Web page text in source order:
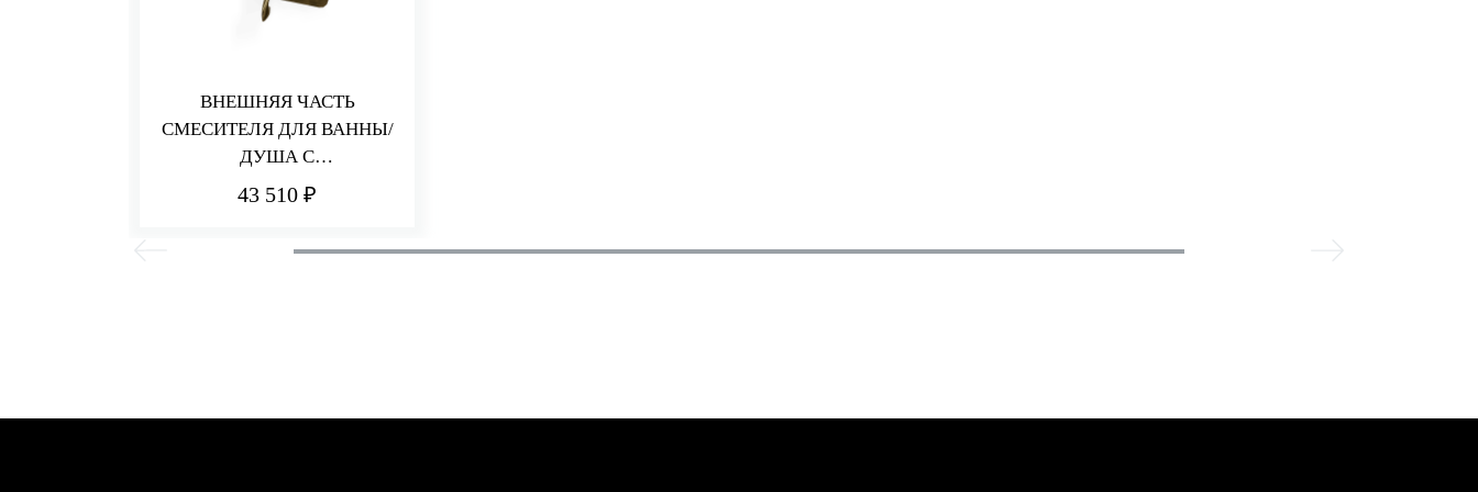
ВНЕШНЯЯ ЧАСТЬ
СМЕСИТЕЛЯ ДЛЯ ВАННЫ/
ДУША С
ПЕРЕКЛЮЧАТЕЛЕМ
43 510 ₽